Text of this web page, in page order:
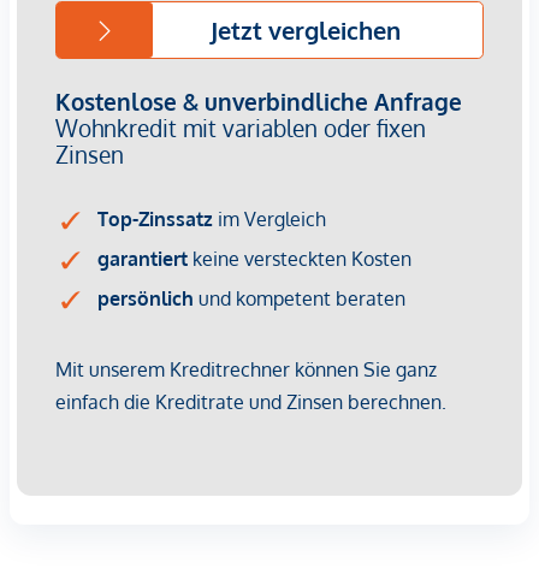
Projekt nicht vorgesehen. Für weiterführende Informationen
oder eine persönliche Beratung stehen wir Ihnen
Wir weisen darauf hin, dass zwischen dem Vermittler und
dem zu vermittelnden Dritten ein familiäres oder
Der Vermittler ist als Doppelmakler tätig.
Infrastruktur / Entfernungen
Gesundheit
Arzt <250m